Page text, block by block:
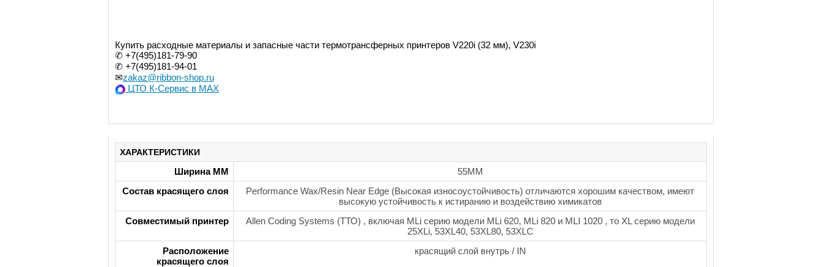
Купить расходные материалы и запасные части термотрансферных принтеров V220i (32 мм), V230i
✆ +7(495)181-79-90
✆ +7(495)181-94-01
✉zakaz@ribbon-shop.ru
ЦТО К-Сервис в MAX
ХАРАКТЕРИСТИКИ
Ширина ММ
55ММ
Состав красящего слоя
Performance Wax/Resin Near Edge (Высокая износоустойчивость) отличаются хорошим качеством, имеют
высокую устойчивость к истиранию и воздействию химикатов
Совместимый принтер
Allen Coding Systems (ТТО) , включая MLi серию модели MLi 620, MLi 820 и MLI 1020 , то XL серию модели
25XLi, 53XL40, 53XL80, 53XLC
Расположение
красящего слоя
красящий слой внутрь / IN